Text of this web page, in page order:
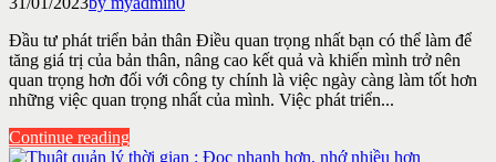
Đầu tư phát triển bản thân Điều quan trọng nhất bạn có thể làm để
tăng giá trị của bản thân, nâng cao kết quả và khiến mình trở nên
quan trọng hơn đối với công ty chính là việc ngày càng làm tốt hơn
những việc quan trọng nhất của mình. Việc phát triển...
Continue reading